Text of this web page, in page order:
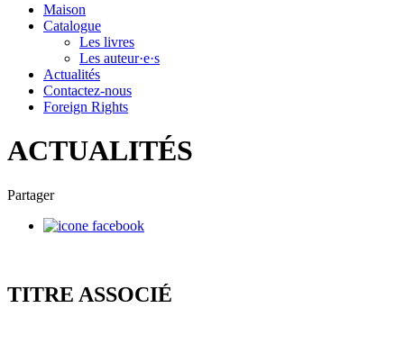
Maison
Catalogue
Les livres
Les auteur·e·s
Actualités
Contactez-nous
Foreign Rights
ACTUALITÉS
Partager
TITRE ASSOCIÉ